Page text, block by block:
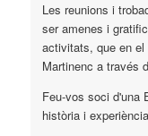
Les reunions i
ser amenes i
activitats, que en
Martinenc a través
Feu-vos soci d'una
història i experiència